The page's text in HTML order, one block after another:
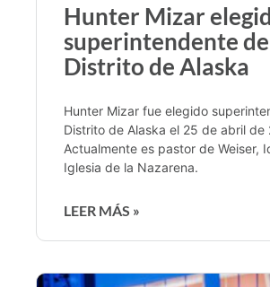
Hunter Mizar
superintendente
Distrito de Alaska
Hunter Mizar fue elegido
Distrito de Alaska el 25 de abril de
Actualmente es pastor de Weiser,
Iglesia de la Nazarena.
LEER MÁS »